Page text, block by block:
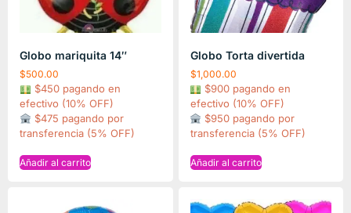
Globo mariquita 14″
$500.00
$450 pagando en
efectivo (10% OFF)
$475 pagando por
transferencia (5% OFF)
Añadir al carrito
Globo Torta divertida
$1,000.00
$900 pagando en
efectivo (10% OFF)
$950 pagando por
transferencia (5% OFF)
Añadir al carrito